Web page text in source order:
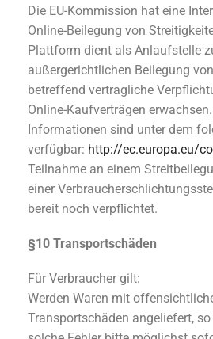
Die EU-Kommission hat eine
Online-Beilegung von
Plattform dient als Anlaufstelle
außergerichtlichen Beilegung
betreffend vertragliche
Online-Kaufverträgen
Informationen sind unter dem
verfügbar: http://ec.europa.eu/
Teilnahme an einem
einer
bereit noch verpflichtet.
§10 Transportschäden
Für Verbraucher gilt:
Werden Waren mit
Transportschäden angeliefert,